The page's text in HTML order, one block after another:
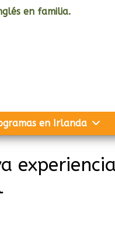
en familia.
en Irlanda